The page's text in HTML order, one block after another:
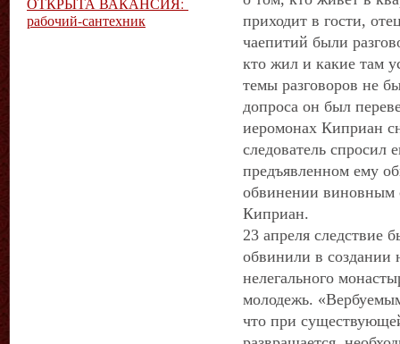
приходит в гости,
чаепитий были
кто жил и какие там
темы разговоров не
допроса он был
иеромонах Киприан
следователь спросил
предъявленном ему
обвинении виновным
Киприан.
23 апреля следствие
обвинили в создании
нелегального
молодежь.
что при
рабочий-сантехник